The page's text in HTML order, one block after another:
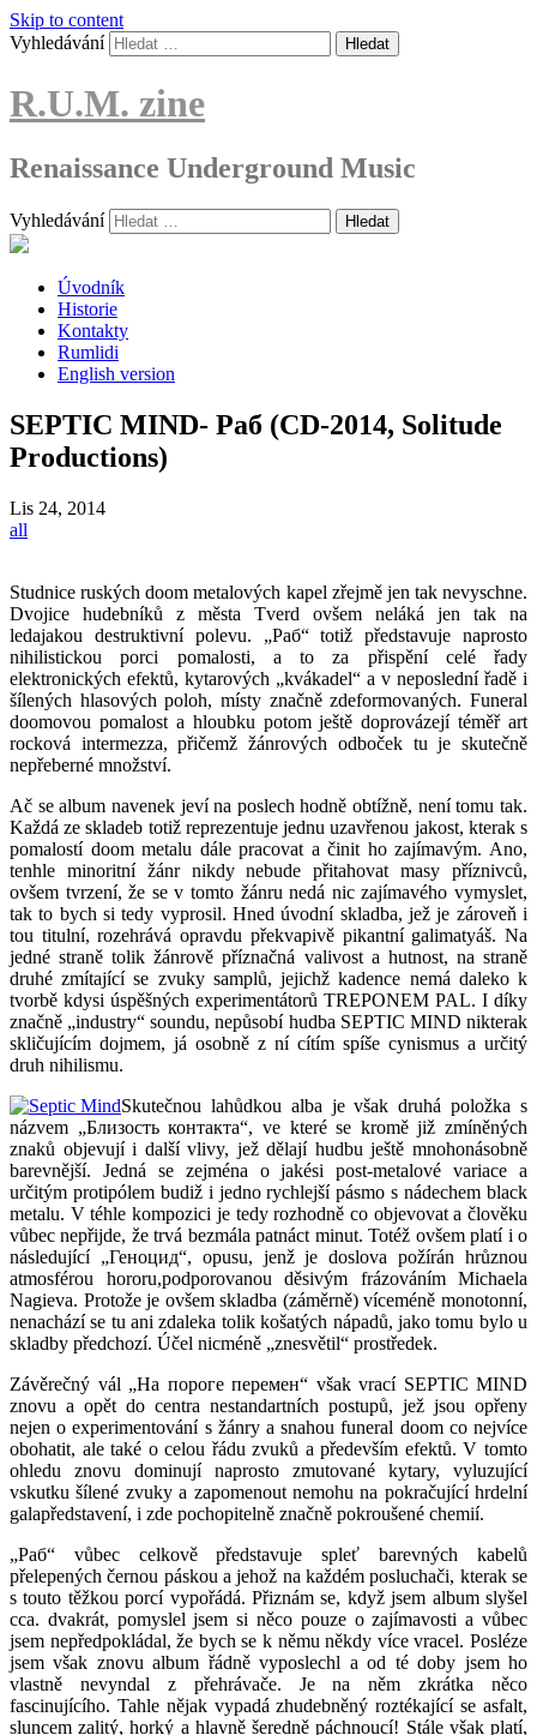
Skip to content
Vyhledávání
R.U.M. zine
Renaissance Underground Music
Vyhledávání
Úvodník
Historie
Kontakty
Rumlidi
English version
SEPTIC MIND- Раб (CD-2014, Solitude
Productions)
Lis 24, 2014
all
Studnice ruských doom metalových kapel zřejmě jen tak nevyschne.
Dvojice hudebníků z města Tverd ovšem neláká jen tak na
ledajakou destruktivní polevu. „Раб“ totiž představuje naprosto
nihilistickou porci pomalosti, a to za přispění celé řady
elektronických efektů, kytarových „kvákadel“ a v neposlední řadě i
šílených hlasových poloh, místy značně zdeformovaných. Funeral
doomovou pomalost a hloubku potom ještě doprovázejí téměř art
rocková intermezza, přičemž žánrových odboček tu je skutečně
nepřeberné množství.
Ač se album navenek jeví na poslech hodně obtížně, není tomu tak.
Každá ze skladeb totiž reprezentuje jednu uzavřenou jakost, kterak s
pomalostí doom metalu dále pracovat a činit ho zajímavým. Ano,
tenhle minoritní žánr nikdy nebude přitahovat masy příznivců,
ovšem tvrzení, že se v tomto žánru nedá nic zajímavého vymyslet,
tak to bych si tedy vyprosil. Hned úvodní skladba, jež je zároveň i
tou titulní, rozehrává opravdu překvapivě pikantní galimatyáš. Na
jedné straně tolik žánrově příznačná valivost a hutnost, na straně
druhé zmítající se zvuky samplů, jejichž kadence nemá daleko k
tvorbě kdysi úspěšných experimentátorů TREPONEM PAL. I díky
značně „industry“ soundu, nepůsobí hudba SEPTIC MIND nikterak
skličujícím dojmem, já osobně z ní cítím spíše cynismus a určitý
druh nihilismu.
Skutečnou lahůdkou alba je však druhá položka s
názvem „Близость контакта“, ve které se kromě již zmíněných
znaků objevují i další vlivy, jež dělají hudbu ještě mnohonásobně
barevnější. Jedná se zejména o jakési post-metalové variace a
určitým protipólem budiž i jedno rychlejší pásmo s nádechem black
metalu. V téhle kompozici je tedy rozhodně co objevovat a člověku
vůbec nepřijde, že trvá bezmála patnáct minut. Totéž ovšem platí i o
následující „Геноцид“, opusu, jenž je doslova požírán hrůznou
atmosférou hororu,podporovanou děsivým frázováním Michaela
Nagieva. Protože je ovšem skladba (záměrně) víceméně monotonní,
nenachází se tu ani zdaleka tolik košatých nápadů, jako tomu bylo u
skladby předchozí. Účel nicméně „znesvětil“ prostředek.
Závěrečný vál „На пороге перемен“ však vrací SEPTIC MIND
znovu a opět do centra nestandartních postupů, jež jsou opřeny
nejen o experimentování s žánry a snahou funeral doom co nejvíce
obohatit, ale také o celou řádu zvuků a především efektů. V tomto
ohledu znovu dominují naprosto zmutované kytary, vyluzující
vskutku šílené zvuky a zapomenout nemohu na pokračující hrdelní
galapředstavení, i zde pochopitelně značně pokroušené chemií.
„Paб“ vůbec celkově představuje spleť barevných kabelů
přelepených černou páskou a jehož na každém posluchači, kterak se
s touto těžkou porcí vypořádá. Přiznám se, když jsem album slyšel
cca. dvakrát, pomyslel jsem si něco pouze o zajímavosti a vůbec
jsem nepředpokládal, že bych se k němu někdy více vracel. Posléze
jsem však znovu album řádně vyposlechl a od té doby jsem ho
vlastně nevyndal z přehrávače. Je na něm zkrátka něco
fascinujícího. Tahle nějak vypadá zhudebněný roztékající se asfalt,
sluncem zalitý, horký a hlavně šeredně páchnoucí! Stále však platí,